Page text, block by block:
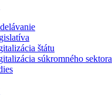
štátu
súkromného sektora